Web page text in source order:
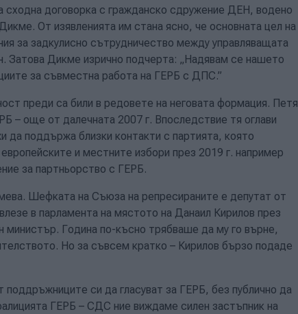
сходна договорка с гражданско сдружение ДЕН, водено
От изявленията им стана ясно, че основната цел на
за задкулисно сътрудничество между управляващата
Затова Дикме изрично подчерта: „Надявам се нашето
за съвместна работа на ГЕРБ с ДПС.”
преди са били в редовете на неговата формация. Петя
– още от далечната 2007 г. Впоследствие тя оглави
да поддържа близки контакти с партията, която
и местните избори през 2019 г. например
за партньорство с ГЕРБ.
Шефката на Съюза на репресираните е депутат от
в парламента на мястото на Данаил Кирилов през
министър. Година по-късно трябваше да му го върне,
Но за съвсем кратко – Кирилов бързо подаде
си да гласуват за ГЕРБ, без публично да
ГЕРБ – СДС ние виждаме силен застъпник на